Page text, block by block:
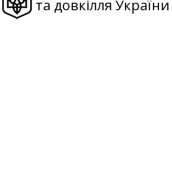
та довкілля України